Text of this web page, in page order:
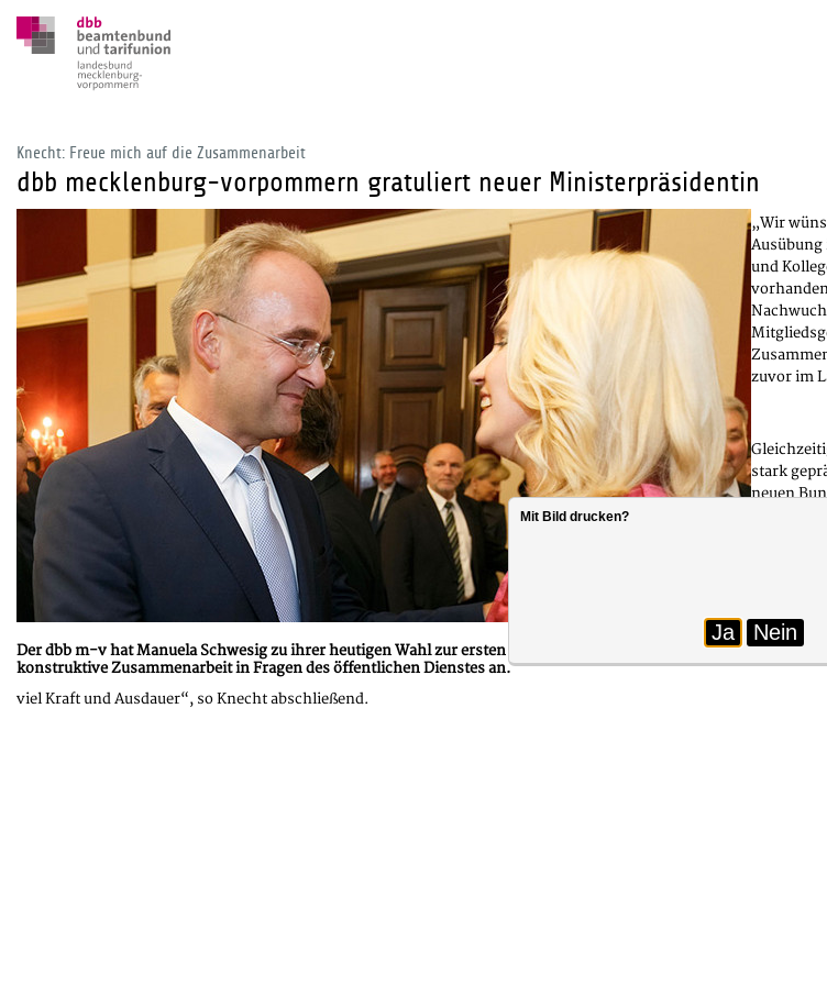
Knecht: Freue mich auf die Zusammenarbeit
dbb mecklenburg-vorpommern gratuliert neuer Ministerpräsidentin
Der dbb m-v hat Manuela Schwesig zu ihrer heutigen Wahl zur ersten Ministerpräsidentin des Landes gratuliert,
konstruktive Zusammenarbeit in Fragen des öffentlichen Dienstes an.
„Wir
Ausübung
und
zuvor im
stark
neuen
Acker.
wieder
aber
viel Kraft und Ausdauer“, so Knecht abschließend.
Mit Bild drucken?
Ja Nein